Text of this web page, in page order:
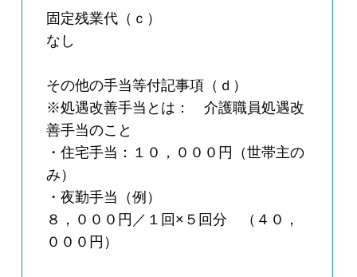
固定残業代（ｃ）
なし
その他の手当等付記事項（ｄ）
※処遇改善手当とは： 介護職員処遇改
善手当のこと
・住宅手当：１０，０００円（世帯主の
み）
・夜勤手当（例）
８，０００円／１回×５回分 （４０，
０００円）